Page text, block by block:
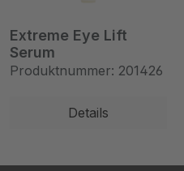
Extreme Eye Lift
Serum
Produktnummer: 201426
Details